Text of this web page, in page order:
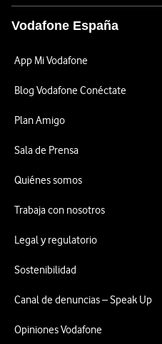
Vodafone España
App Mi Vodafone
Blog Vodafone Conéctate
Plan Amigo
Sala de Prensa
Quiénes somos
Trabaja con nosotros
Legal y regulatorio
Sostenibilidad
Canal de denuncias – Speak Up
Opiniones Vodafone